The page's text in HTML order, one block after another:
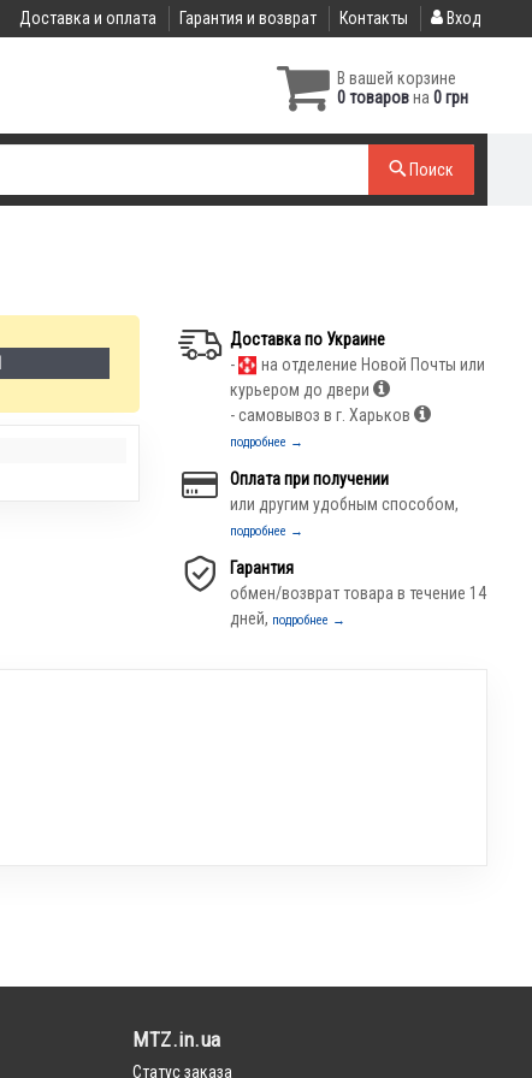
Доставка и оплата Гарантия и возврат Контакты Вход
В вашей корзине
0 товаровна 0 грн
Поиск
Доставка по Украине
-
на отделение Новой Почты или
курьером до двери
- самовывоз в г. Харьков
подробнее →
Оплата при получении
или другим удобным способом,
подробнее →
Гарантия
обмен/возврат товара в течение 14
дней, подробнее →
MTZ.in.ua
Статус заказа